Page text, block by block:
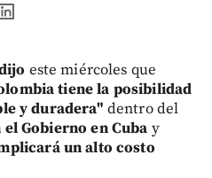
este miércoles que
tiene la posibilidad
y duradera" dentro del
Gobierno en Cuba y
un alto costo